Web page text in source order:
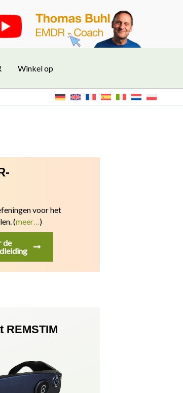
Winkel op
voor het
(meer… )
de
REMSTIM